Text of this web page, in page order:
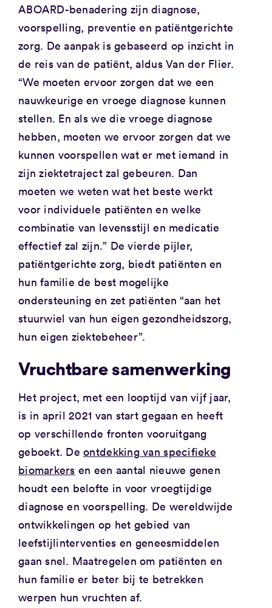
ABOARD-benadering zijn diagnose,
voorspelling, preventie en patiëntgerichte
zorg. De aanpak is gebaseerd op inzicht in
de reis van de patiënt, aldus Van der Flier.
“We moeten ervoor zorgen dat we een
nauwkeurige en vroege diagnose kunnen
stellen. En als we die vroege diagnose
hebben, moeten we ervoor zorgen dat we
kunnen voorspellen wat er met iemand in
zijn ziektetraject zal gebeuren. Dan
moeten we weten wat het beste werkt
voor individuele patiënten en welke
combinatie van levensstijl en medicatie
effectief zal zijn.” De vierde pijler,
patiëntgerichte zorg, biedt patiënten en
hun familie de best mogelijke
ondersteuning en zet patiënten “aan het
stuurwiel van hun eigen gezondheidszorg,
hun eigen ziektebeheer”.
Vruchtbare samenwerking
Het project, met een looptijd van vijf jaar,
is in april 2021 van start gegaan en heeft
op verschillende fronten vooruitgang
geboekt. Deontdekking van specifieke
biomarkers en een aantal nieuwe genen
houdt een belofte in voor vroegtijdige
diagnose en voorspelling. De wereldwijde
ontwikkelingen op het gebied van
leefstijlinterventies en geneesmiddelen
gaan snel. Maatregelen om patiënten en
hun familie er beter bij te betrekken
werpen hun vruchten af.